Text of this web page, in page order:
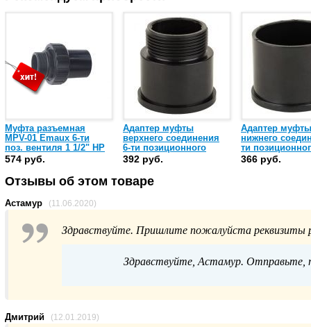
Муфта разъемная
MPV-01 Emaux 6-ти
поз. вентиля 1 1/2" НР
(89280102)
574 руб.
Адаптер муфты
верхнего соединения
6-ти позиционного
вентиля Emaux 1 1/2"
(01013018)
392 руб.
Адаптер муфты
нижнего
ти
вентиля
(01171002)
366 руб.
Отзывы об этом товаре
Астамур (11.06.2020)
Здравствуйте. Пришлите пожалуйста реквизиты
Здравствуйте, Астамур. Отправьте,
Дмитрий (12.01.2019)